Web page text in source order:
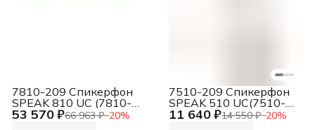
53 570 ₽66 963 ₽−20%
7810-209 Спикерфон
SPEAK 810 UC (7810-
209)
11 640 ₽14 550 ₽−20%
7510-209 Спикерфон
SPEAK 510 UC(7510-
209)